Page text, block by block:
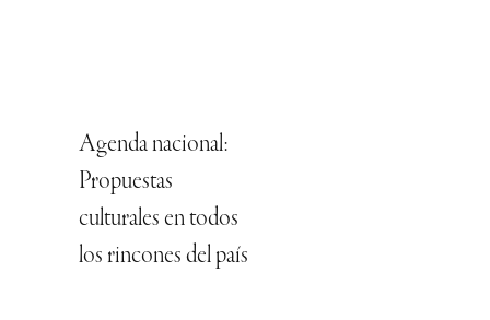
Agenda nacional:
Propuestas
culturales en todos
los rincones del país